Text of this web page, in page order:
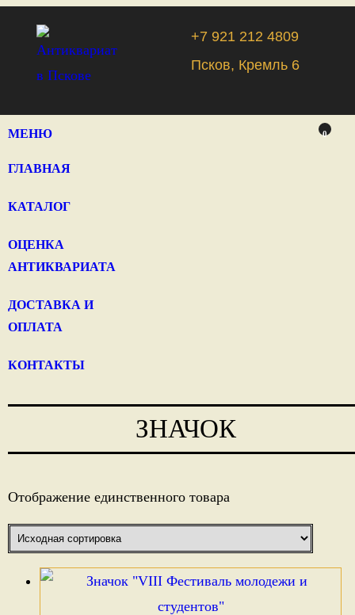
+7 921 212 4809
Псков, Кремль 6
МЕНЮ
ГЛАВНАЯ
КАТАЛОГ
ОЦЕНКА
АНТИКВАРИАТА
ДОСТАВКА И
ОПЛАТА
КОНТАКТЫ
0
ЗНАЧОК
Отображение единственного товара